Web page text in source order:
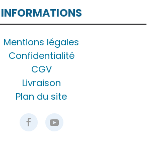
INFORMATIONS
Mentions légales
Confidentialité
CGV
Livraison
Plan du site